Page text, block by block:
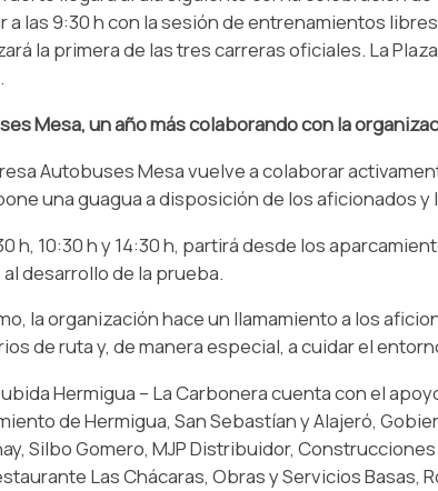
a las 9:30 h con la sesión de entrenamientos
la primera de las tres carreras oficiales. La
Mesa, un año más colaborando con la
Autobuses Mesa vuelve a colaborar
una guagua a disposición de los aficionados
h, 10:30 h y 14:30 h, partirá desde los
desarrollo de la prueba.
la organización hace un llamamiento a los
de ruta y, de manera especial, a cuidar el
Hermigua – La Carbonera cuenta con el
de Hermigua, San Sebastían y Alajeró,
Silbo Gomero, MJP Distribuidor,
Las Chácaras, Obras y Servicios Basas,